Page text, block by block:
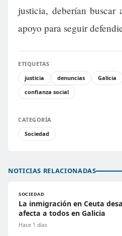
justicia, deberían buscar
apoyo para seguir
ETIQUETAS
justicia
denuncias Galicia
confianza social
CATEGORÍA
Sociedad
NOTICIAS RELACIONADAS
SOCIEDAD
La inmigración en Ceuta
afecta a todos en Galicia
Hace 1 días